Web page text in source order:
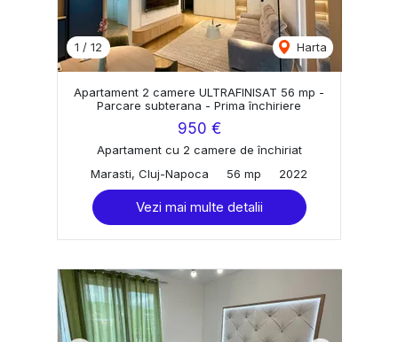
1 / 12 Harta
Apartament 2 camere ULTRAFINISAT 56 mp -
Parcare subterana - Prima închiriere
950 €
Apartament cu 2 camere de închiriat
Marasti, Cluj-Napoca
56 mp 2022
Vezi mai multe detalii